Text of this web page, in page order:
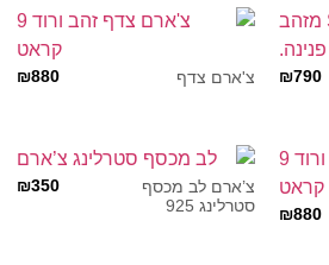
₪790 צ'ארם צדף ₪880
₪880
צ’ארם לב מכסף
סטרלינג 925
₪350